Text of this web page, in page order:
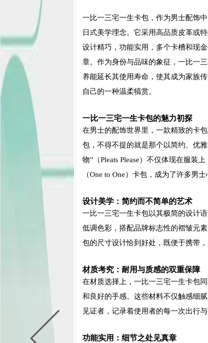
一比一三宅一生卡包，作为男士配饰
日式美学理念。它采用高品质皮革或
设计精巧，功能实用，多个卡槽和现
章。作为身份与品味的象征，一比一
养能延长其使用寿命，使其成为家族
自己的一种温柔犒赏。
一比一三宅一生卡包的魅力初探
在男士的配饰世界里，一款精致的卡
包，不得不提的就是那个以简约、优
物”（Pleats Please）不仅体现在服装
（One to One）卡包，成为了许多男士
设计美学：简约而不简单的艺术
一比一三宅一生卡包以其极简的设计
低调色彩，搭配品牌标志性的褶皱元
包的尺寸设计恰到好处，既便于携带
材质考究：耐用与质感的双重保障
在材质选择上，一比一三宅一生卡包
和良好的手感。这些材料不仅触感细
见证者，记录着使用者的每一次出行与
功能实用：细节之处见真章